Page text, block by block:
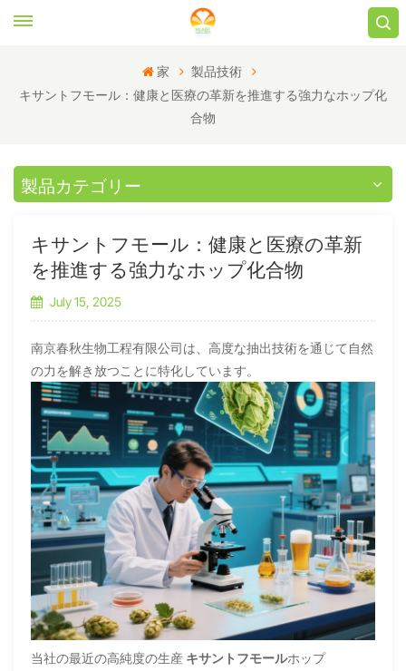
家
製品技術
キサントフモール：健康と医療の革新を推進する強力なホップ化
合物
製品カテゴリー
キサントフモール：健康と医療の革新
を推進する強力なホップ化合物
July 15, 2025
南京春秋生物工程有限公司は、高度な抽出技術を通じて自然
の力を解き放つことに特化しています。
当社の最近の高純度の生産 キサントフモールホップ